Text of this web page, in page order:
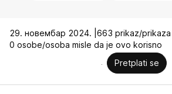
29. новембар 2024. | 663 prikaz/prikaza |
0 osobe/osoba misle da je ovo korisno
Pretplati se